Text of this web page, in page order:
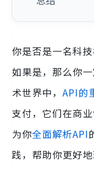
你是否是一名科
如果是，那么你
术世界中， API的
支付，它们在商
为你全面解析API
践，帮助你更好